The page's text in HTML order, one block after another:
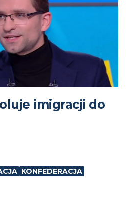
imigracji do
KONFEDERACJA